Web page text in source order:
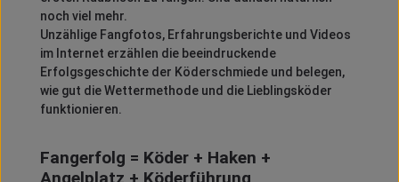
noch viel mehr.
Unzählige Fangfotos, Erfahrungsberichte und Videos
im Internet erzählen die beeindruckende
Erfolgsgeschichte der Köderschmiede und belegen,
wie gut die Wettermethode und die Lieblingsköder
funktionieren.
Fangerfolg = Köder + Haken +